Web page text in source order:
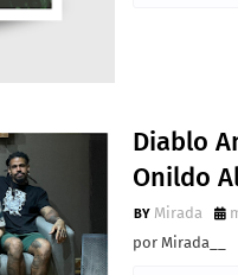
Diablo
Onildo
Mirada
por Mirada__